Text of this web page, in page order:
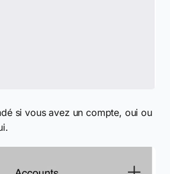
si vous avez un compte, oui ou